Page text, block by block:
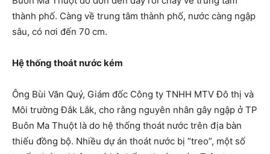
thành phố. Càng về trung tâm thành phố, nước càng ngập
sâu, có nơi đến 70 cm.
Hệ thống thoát nước kém
Ông Bùi Văn Quý, Giám đốc Công ty TNHH MTV Đô thị và
Môi trường Đắk Lắk, cho rằng nguyên nhân gây ngập ở TP
Buôn Ma Thuột là do hệ thống thoát nước trên địa bàn
thiếu đồng bộ. Nhiều dự án thoát nước bị “treo”, một số